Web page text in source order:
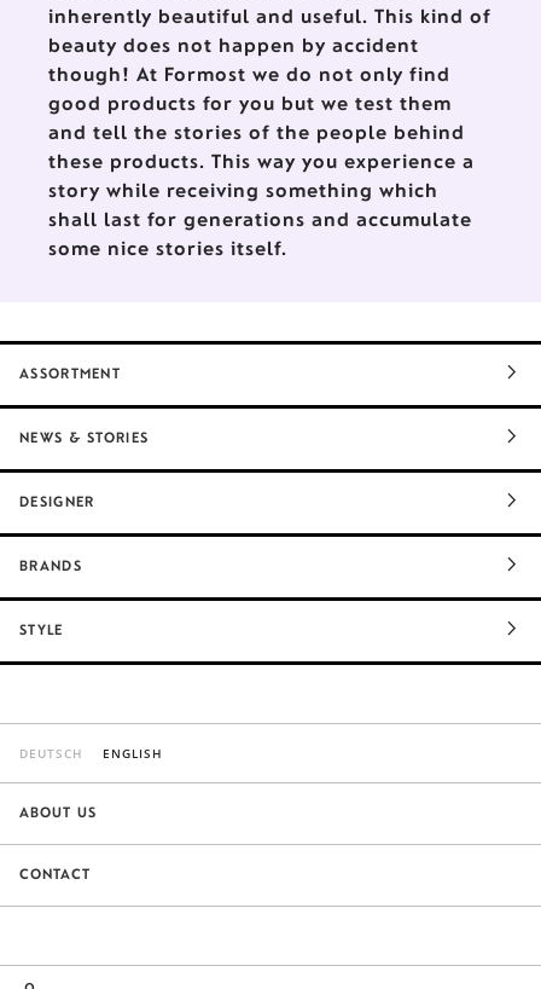
inherently beautiful and useful. This kind of
beauty does not happen by accident
though! At Formost we do not only find
good products for you but we test them
and tell the stories of the people behind
these products. This way you experience a
story while receiving something which
shall last for generations and accumulate
some nice stories itself.
ASSORTMENT
NEWS & STORIES
DESIGNER
BRANDS
STYLE
DEUTSCH ENGLISH
ABOUT US
CONTACT